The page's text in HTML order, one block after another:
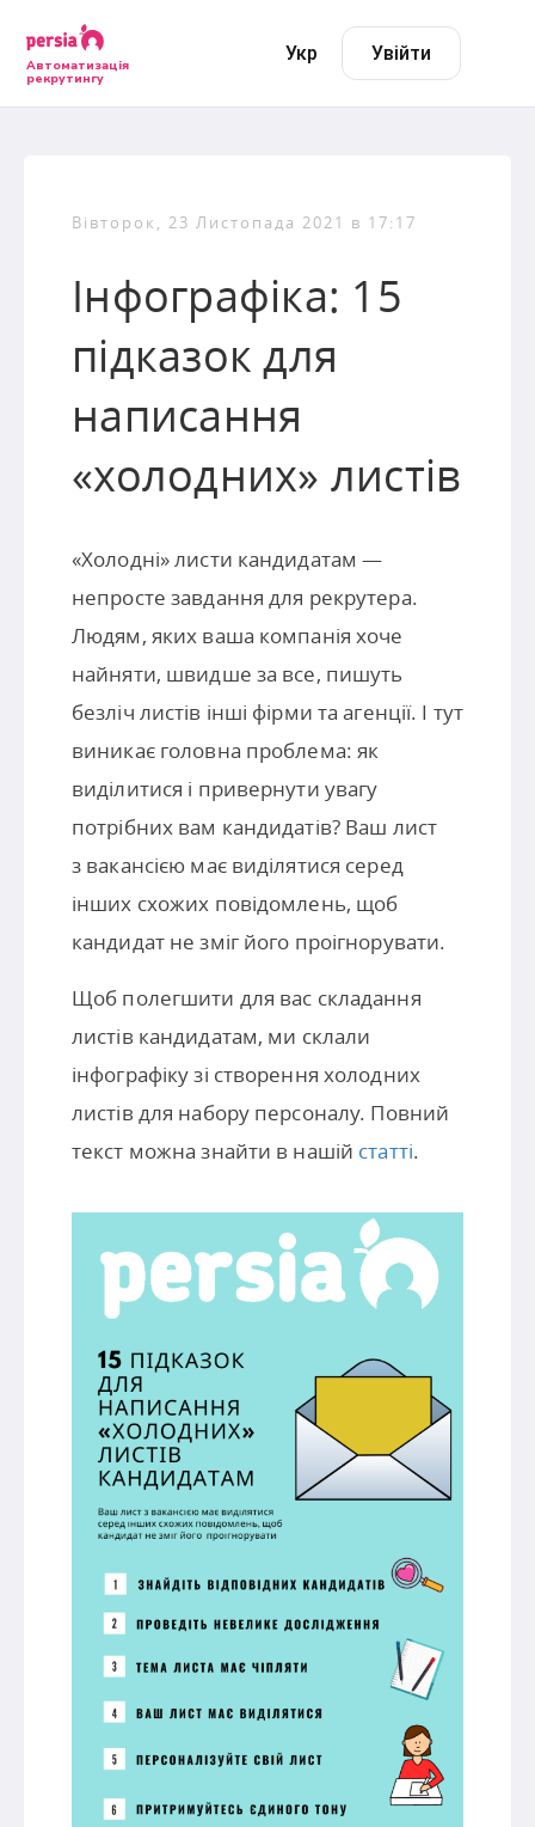
Автоматизація
рекрутингу
Укр Увійти
Вівторок, 23 Листопада 2021 в 17:17
Інфографіка: 15
підказок для
написання
«холодних» листів
«Холодні» листи кандидатам —
непросте завдання для рекрутера.
Людям, яких ваша компанія хоче
найняти, швидше за все, пишуть
безліч листів інші фірми та агенції. І тут
виникає головна проблема: як
виділитися і привернути увагу
потрібних вам кандидатів? Ваш лист
з вакансією має виділятися серед
інших схожих повідомлень, щоб
кандидат не зміг його проігнорувати.
Щоб полегшити для вас складання
листів кандидатам, ми склали
інфографіку зі створення холодних
листів для набору персоналу. Повний
текст можна знайти в нашій статті.